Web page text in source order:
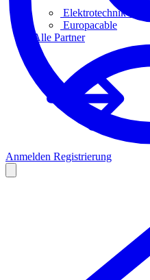
Elektrotechnik ET
Europacable
Alle Partner
Anmelden Registrierung